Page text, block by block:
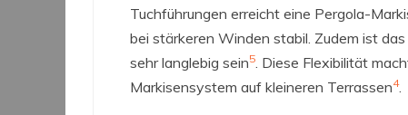
Tuchführungen erreicht eine Pergola-
bei stärkeren Winden stabil. Zudem ist
sehr langlebig sein5. Diese Flexibilität
Markisensystem auf kleineren Terrassen4.